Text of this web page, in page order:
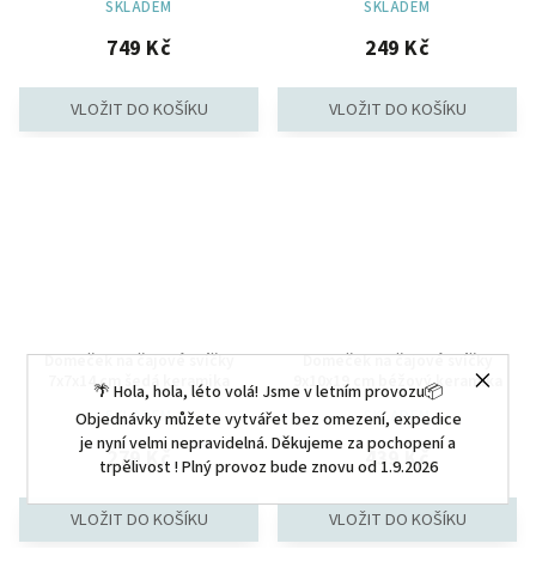
🌴 Hola, hola, léto volá! Jsme v letním provozu📦
Objednávky můžete vytvářet bez omezení, expedice
je nyní velmi nepravidelná. Děkujeme za pochopení a
trpělivost ! Plný provoz bude znovu od 1.9.2026
SKLADEM
749 Kč
SKLADEM
249 Kč
Domeček na čajové svíčky
7x7x14 cm šedá keramika
SKLADEM
279 Kč
Domeček na čajové svíčky
9x10x19 cm béžový keramika
SKLADEM
439 Kč